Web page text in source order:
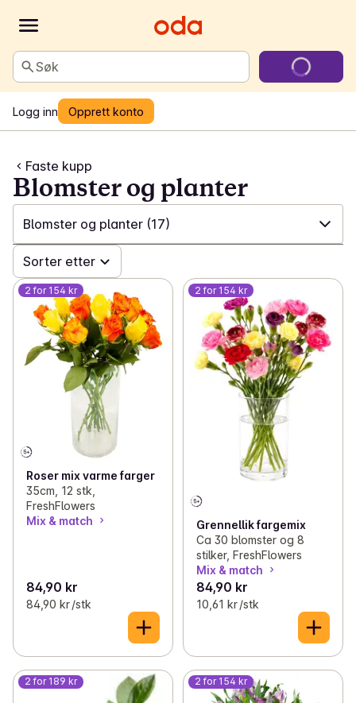
Søk
Logg inn Opprett konto
Faste kupp
Blomster og planter
Blomster og planter (17)
✓ Alle (175)
✓ Faste kupp: Kaffe (12)
Faste kupp: Asiatisk (20)
✓ Småbakst fra Korn Bakeri (6)
Frukt og grønnsaker
Middagsbrød og -bunner fra Staur Fjellbakeri
✓ 3 for 2 på brus og energidrikk
✓ Til frokost og matpakken (8)
✓ 2 for 1 på 4 valgfrie bleiepakker per bestilling (36)
Faste kupp: Indisk (4)
✓ Faste kupp: Tex-mex (4)
Sorter etter
2 for 154 kr
Roser mix varme farger
35cm, 12 stk,
FreshFlowers
Mix & match
84,90 kr
84,90 kr /stk
2 for 154 kr
Grennellik fargemix
Ca 30 blomster og 8
stilker, FreshFlowers
Mix & match
84,90 kr
10,61 kr /stk
2 for 189 kr 2 for 154 kr